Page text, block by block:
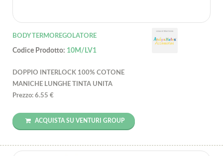
BODY TERMOREGOLATORE
Codice Prodotto: 10M/LV1
DOPPIO INTERLOCK 100% COTONE
MANICHE LUNGHE TINTA UNITA
Prezzo: 6.55 €
ACQUISTA SU VENTURI GROUP